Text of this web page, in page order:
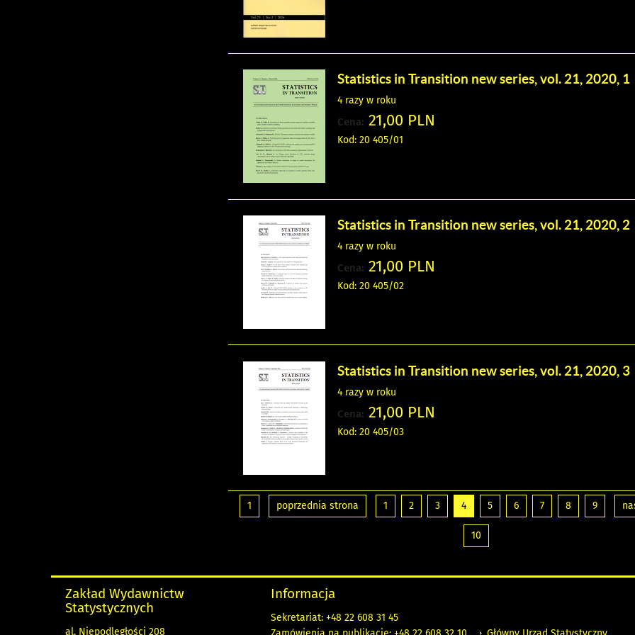
Statistics in Transition new series, vol. 21, 2020, 1
4 razy w roku
Cena: 21,00 PLN
Kod: 20 405/01
Statistics in Transition new series, vol. 21, 2020, 2
4 razy w roku
Cena: 21,00 PLN
Kod: 20 405/02
Statistics in Transition new series, vol. 21, 2020, 3
4 razy w roku
Cena: 21,00 PLN
Kod: 20 405/03
1 poprzednia strona 1 2 3 4 5 6 7 8 9
10
Zakład Wydawnictw
Statystycznych
al. Niepodległości 208
Informacja
Sekretariat: +48 22 608 31 45